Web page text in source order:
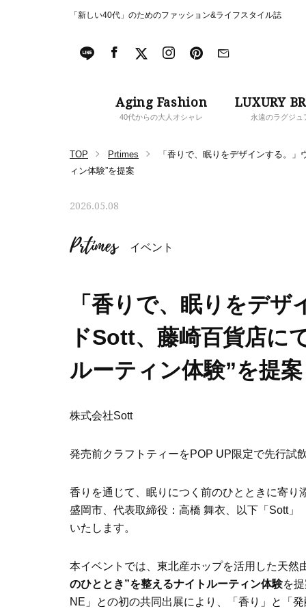
「新しい40代」のためのファッション&ライフスタイル誌
Aging Fashion
40代からの大人オシャレ
LUXURY
永遠のラグジュ
TOP Prtimes
「香りで、眠りをデザインする。
ィン体験”を提案
2026.05.08
Prtimes イベント
「香りで、眠りをデ
ドSott、藤崎百貨店に
ルーティン体験”を提案
株式会社Sott
発売前クラフトティーをPOP UP限定で先行試
香りを通じて、眠りにつく前のひとときに寄
盛岡市、代表取締役：高橋 舞衣、以下「Sott
いたします。
本イベントでは、東北産ホップを活用した天
のひととき”を整えるナイトルーティン体験を
NE」との初の共同出展により、「香り」と「